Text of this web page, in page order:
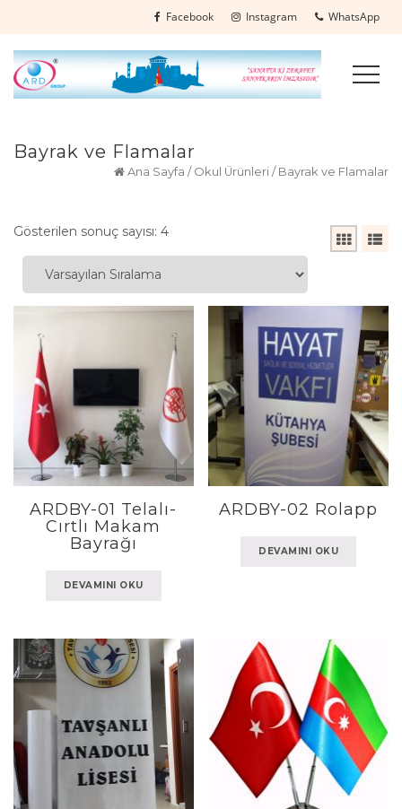
Facebook Instagram WhatsApp
Bayrak ve Flamalar
Ana Sayfa / Okul Ürünleri / Bayrak ve Flamalar
Gösterilen sonuç sayısı: 4
ARDBY-01 Telalı-
Cırtlı Makam
Bayrağı
DEVAMINI OKU
ARDBY-02 Rolapp
DEVAMINI OKU